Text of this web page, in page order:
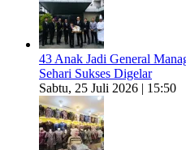
43 Anak Jadi General
Sehari Sukses Digelar
Sabtu, 25 Juli 2026 | 15:50